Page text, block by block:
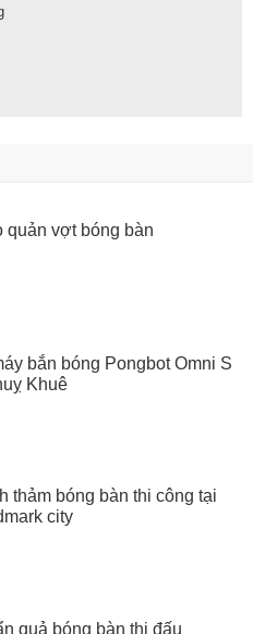
quản vợt bóng bàn
bắn bóng Pongbot Omni S
Khuê
thảm bóng bàn thi công tại
city
quả bóng bàn thi đấu